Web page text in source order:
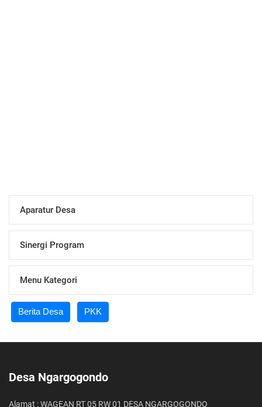
Aparatur Desa
Sinergi Program
Menu Kategori
Berita Desa PKK
Desa Ngargogondo
Alamat : WAGEAN RT 05 RW 01 DESA NGARGOGONDO